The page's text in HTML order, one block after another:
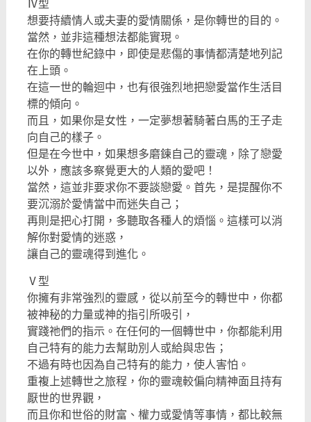
Ⅳ型
想要持續情人或夫妻的愛情關係，是你轉世的目的。
當然，並非這種想法都能實現。
在你的轉世紀錄中，即使是悲傷的事情都清楚地列記
在上頭。
在這一世的輪迴中，也有很強烈地把戀愛當作生活目
標的傾向。
而且，如果你是女性，一定夢想著騎著白馬的王子走
向自己的樣子。
但是在今世中，如果想多磨鍊自己的靈魂，除了戀愛
以外，應該多察覺更大的人類的愛吧！
當然，這並非要求你不要談戀愛。首先，是提醒你不
要沉溺於愛情當中而迷失自己；
再則是把心打開，多聽取各種人的煩惱。這樣可以消
解你對愛情的迷惑，
讓自己的靈魂得到進化。
Ⅴ型
你擁有非常強烈的靈感，從以前至今的轉世中，你都
被神秘的力量或神的指引所吸引，
實踐祂們的指示。在任何的一個轉世中，你都能利用
自己特有的能力去幫助別人或給與忠告；
不過有時也因為自己特有的能力，使人害怕。
重複上述轉世之旅程，你的靈魂較偏向精神面且持有
厭世的世界觀，
而且你和世俗的財富、權力或愛情等事情，都比較無